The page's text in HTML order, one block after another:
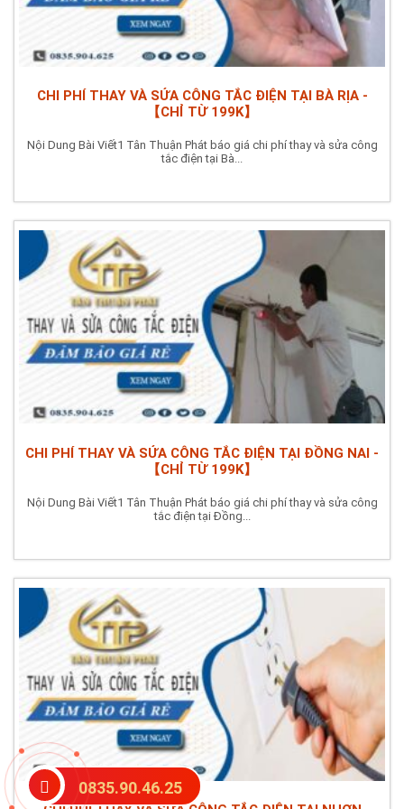
CHI PHÍ THAY VÀ SỬA CÔNG TẮC ĐIỆN TẠI BÀ RỊA -
【CHỈ TỪ 199K】
Nội Dung Bài Viết1 Tân Thuận Phát báo giá chi phí thay và sửa công
tắc điện tại Bà...
CHI PHÍ THAY VÀ SỬA CÔNG TẮC ĐIỆN TẠI ĐỒNG NAI -
【CHỈ TỪ 199K】
Nội Dung Bài Viết1 Tân Thuận Phát báo giá chi phí thay và sửa công
tắc điện tại Đồng...
0835.90.46.25